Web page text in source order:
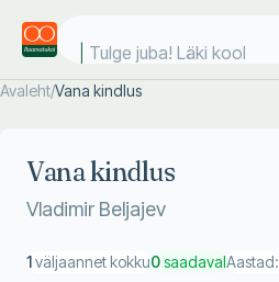
Tulge juba! Läki kooli
Avaleht/Vana kindlus
Vana kindlus
Vladimir Beljajev
1väljaannet kokku0saadavalAastad: